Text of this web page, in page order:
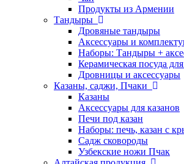
Продукты из Армении
Тандыры
Дровяные тандыры
Аксессуары и
Наборы: Тандыры +
Керамическая посуда
Дровницы и аксессуары
Казаны, саджи, Пчаки
Казаны
Аксессуары для казанов
Печи под казан
Наборы: печь, казан с
Садж сковороды
Узбекские ножи Пчак